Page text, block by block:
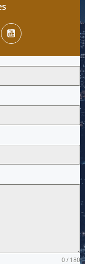
0 / 180